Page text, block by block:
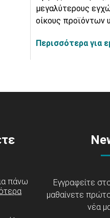
μεγαλύτερους
οίκους προϊόντων
Περισσότερα για
πάνω
Εγγραφείτε
μαθαίνετε
νέα